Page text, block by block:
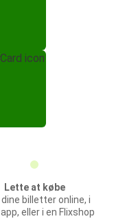
Lette at købe
dine billetter online, i
eller i en Flixshop